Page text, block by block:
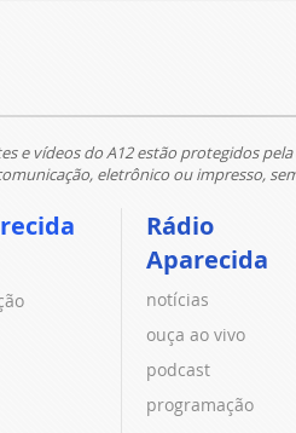
e vídeos do A12 estão protegidos
eletrônico ou impresso,
Rádio
Aparecida
notícias
ouça ao vivo
podcast
programação